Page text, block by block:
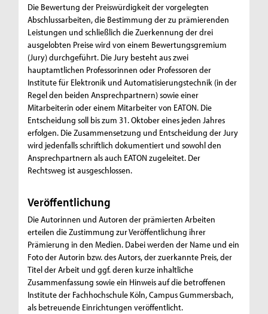
Die Bewertung der Preiswürdigkeit der vorgelegten
Abschlussarbeiten, die Bestimmung der zu prämierenden
Leistungen und schließlich die Zuerkennung der drei
ausgelobten Preise wird von einem Bewertungsgremium
(Jury) durchgeführt. Die Jury besteht aus zwei
hauptamtlichen Professorinnen oder Professoren der
Institute für Elektronik und Automatisierungstechnik (in der
Regel den beiden Ansprechpartnern) sowie einer
Mitarbeiterin oder einem Mitarbeiter von EATON. Die
Entscheidung soll bis zum 31. Oktober eines jeden Jahres
erfolgen. Die Zusammensetzung und Entscheidung der Jury
wird jedenfalls schriftlich dokumentiert und sowohl den
Ansprechpartnern als auch EATON zugeleitet. Der
Rechtsweg ist ausgeschlossen.
Veröffentlichung
Die Autorinnen und Autoren der prämierten Arbeiten
erteilen die Zustimmung zur Veröffentlichung ihrer
Prämierung in den Medien. Dabei werden der Name und ein
Foto der Autorin bzw. des Autors, der zuerkannte Preis, der
Titel der Arbeit und ggf. deren kurze inhaltliche
Zusammenfassung sowie ein Hinweis auf die betroffenen
Institute der Fachhochschule Köln, Campus Gummersbach,
als betreuende Einrichtungen veröffentlicht.